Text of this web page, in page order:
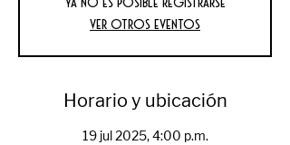
Ya no es posible registrarse
Ver otros eventos
Horario y ubicación
19 jul 2025, 4:00 p.m.